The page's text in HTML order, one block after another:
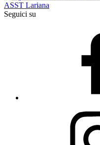
ASST Lariana
Seguici su